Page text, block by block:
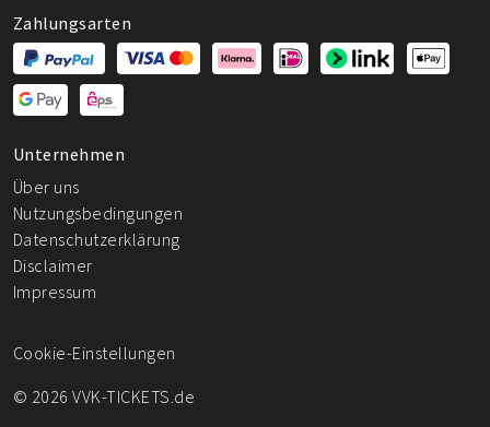
Zahlungsarten
Unternehmen
Über uns
Nutzungsbedingungen
Datenschutzerklärung
Disclaimer
Impressum
© 2026 VVK-TICKETS.de
Cookie-Einstellungen